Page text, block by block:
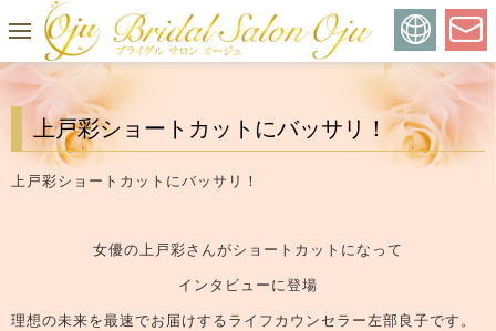
上戸彩ショートカットにバッサリ！
上戸彩ショートカットにバッサリ！
女優の上戸彩さんがショートカットになって
インタビューに登場
理想の未来を最速でお届けするライフカウンセラー左部良子です。